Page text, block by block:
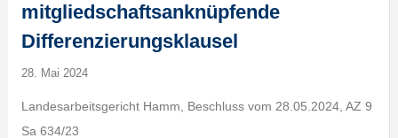
mitgliedschaftsanknüpfende
Differenzierungsklausel
28. Mai 2024
Landesarbeitsgericht Hamm, Beschluss vom 28.05.2024, AZ 9
Sa 634/23